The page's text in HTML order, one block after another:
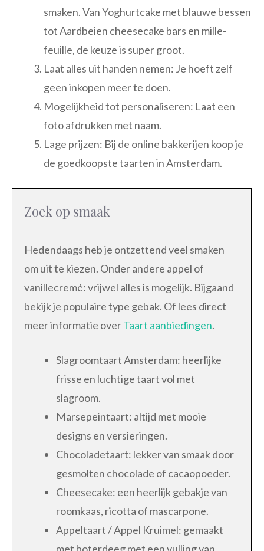
smaken. Van Yoghurtcake met blauwe bessen
tot Aardbeien cheesecake bars en mille-
feuille, de keuze is super groot.
Laat alles uit handen nemen: Je hoeft zelf
geen inkopen meer te doen.
Mogelijkheid tot personaliseren: Laat een
foto afdrukken met naam.
Lage prijzen: Bij de online bakkerijen koop je
de goedkoopste taarten in Amsterdam.
Zoek op smaak
Hedendaags heb je ontzettend veel smaken
om uit te kiezen. Onder andere appel of
vanillecremé: vrijwel alles is mogelijk. Bijgaand
bekijk je populaire type gebak. Of lees direct
meer informatie overTaart aanbiedingen.
Slagroomtaart Amsterdam: heerlijke
frisse en luchtige taart vol met
slagroom.
Marsepeintaart: altijd met mooie
designs en versieringen.
Chocoladetaart: lekker van smaak door
gesmolten chocolade of cacaopoeder.
Cheesecake: een heerlijk gebakje van
roomkaas, ricotta of mascarpone.
Appeltaart / Appel Kruimel: gemaakt